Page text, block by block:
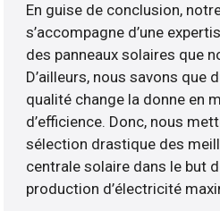
En guise de conclusion,
s’accompagne d’une
des panneaux solaires que
D’ailleurs, nous savons que
qualité change la donne en
d’efficience. Donc, nous
sélection drastique des
centrale solaire dans le but
production d’électricité